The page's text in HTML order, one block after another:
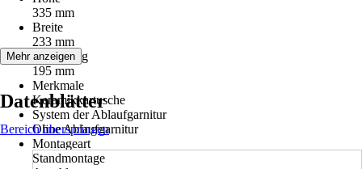
335 mm
Breite
233 mm
Ausladung
195 mm
Merkmale
Keramikkartusche
System der Ablaufgarnitur
Ohne Ablaufgarnitur
Montageart
Standmontage
Mehr anzeigen
Datenblätter
Bereich überspringen